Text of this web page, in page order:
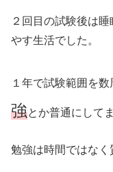
２回目の試験後は
やす生活でした。
１年で試験範囲を
強とか普通にして
勉強は時間ではな